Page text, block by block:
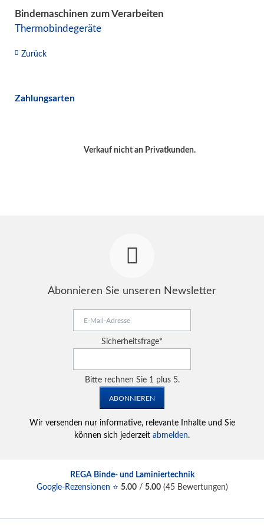
Bindemaschinen zum Verarbeiten
Thermobindegeräte
Zurück
Zahlungsarten
Verkauf nicht an Privatkunden.
Abonnieren Sie unseren Newsletter
Adresse
Pflichtfeld
Sicherheitsfrage*
Bitte rechnen Sie 1 plus 5.
ABONNIEREN
Wir versenden nur informative, relevante Inhalte und Sie
können sich jederzeit abmelden.
REGA Binde- und Laminiertechnik
Google-Rezensionen ⭐ 5.00/ 5.00(45Bewertungen)